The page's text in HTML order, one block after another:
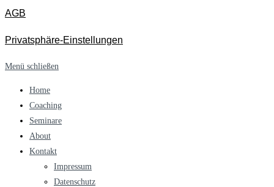
AGB
Privatsphäre-Einstellungen
Menü schließen
Home
Coaching
Seminare
About
Kontakt
Impressum
Datenschutz